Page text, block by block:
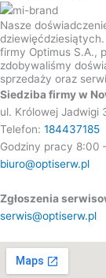
Nasze
firmy Optimus S.A.,
zdobywaliśmy
sprzedaży oraz
Siedziba firmy w
ul. Królowej Jadwigi
Telefon: 184437185
Godziny pracy 8:00
biuro@optiserw.pl
Zgłoszenia
serwis@optiserw.pl